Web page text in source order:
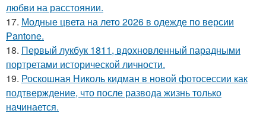
любви на расстоянии.
17. Модные цвета на лето 2026 в одежде по версии
Pantone.
18. Первый лукбук 1811, вдохновленный парадными
портретами исторической личности.
19. Роскошная Николь кидман в новой фотосессии как
подтверждение, что после развода жизнь только
начинается.